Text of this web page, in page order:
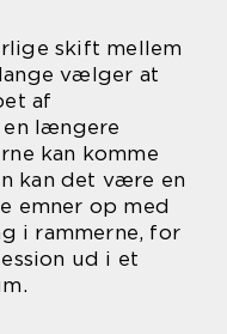
skift mellem
vælger at
af
længere
kan komme
kan det være en
emner op med
i rammerne, for
ud i et